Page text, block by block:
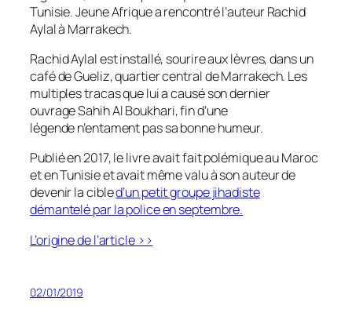
Tunisie. Jeune Afrique a rencontré l’auteur Rachid
Aylal à Marrakech.
Rachid Aylal est installé, sourire aux lèvres, dans un
café de Gueliz, quartier central de Marrakech. Les
multiples tracas que lui a causé son dernier
ouvrageSahih Al Boukhari, fin d’une
légenden’entament pas sa bonne humeur.
Publié en 2017, le livre avait fait polémique au Maroc
et en Tunisie et avait même valu à son auteur de
devenir la cibled’un petit groupe jihadiste
démantelé par la police en septembre.
L’origine de l’article >>
02/01/2019